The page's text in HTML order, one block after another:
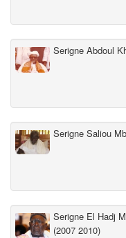
Serigne Abdoul
Serigne Saliou
Serigne El Hadj
(2007 2010)